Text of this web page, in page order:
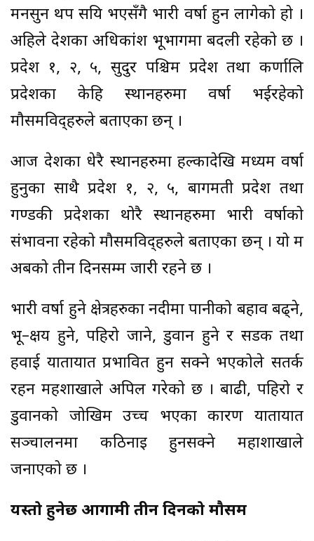
मनसुन थप सक्रिय भएसँगै भारी वर्षा हुन लागेको हो ।
अहिले देशका अधिकांश भूभागमा बदली रहेको छ ।
प्रदेश १, २, ५, सुदुर पश्चिम प्रदेश तथा कर्णालि
प्रदेशका केहि स्थानहरुमा वर्षा भईरहेको
मौसमविद्हरुले बताएका छन् ।
आज देशका धेरै स्थानहरुमा हल्कादेखि मध्यम वर्षा
हुनुका साथै प्रदेश १, २, ५, बागमती प्रदेश तथा
गण्डकी प्रदेशका थोरै स्थानहरुमा भारी वर्षाको
संभावना रहेको मौसमविद्हरुले बताएका छन् । यो क्रम
अबको तीन दिनसम्म जारी रहने छ ।
भारी वर्षा हुने क्षेत्रहरुका नदीमा पानीको बहाव बढ्ने,
भू–क्षय हुने, पहिरो जाने, डुवान हुने र सडक तथा
हवाई यातायात प्रभावित हुन सक्ने भएकोले सतर्क
रहन महशाखाले अपिल गरेको छ । बाढी, पहिरो र
डुवानको जोखिम उच्च भएका कारण यातायात
सञ्चालनमा कठिनाइ हुनसक्ने महाशाखाले
जनाएको छ ।
यस्ताे हुनेछ आगामी तीन दिनकाे माैसम